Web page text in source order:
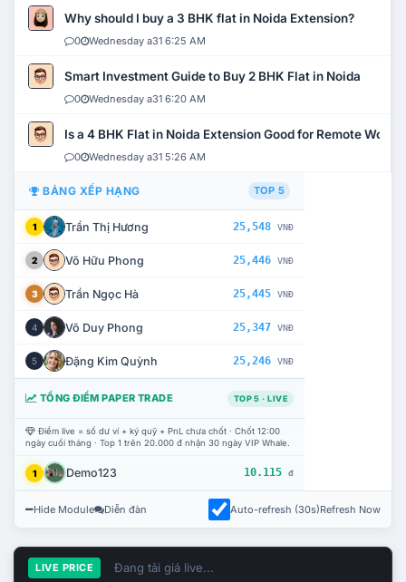
Why should I buy a 3 BHK flat in Noida Extension?
0 Wednesday a31 6:25 AM
Smart Investment Guide to Buy 2 BHK Flat in Noida
0 Wednesday a31 6:20 AM
Is a 4 BHK Flat in Noida Extension Good for Remote Work?
0 Wednesday a31 5:26 AM
BẢNG XẾP HẠNG TOP 5
1 Trần Thị Hương 25,548 VNĐ
2 Võ Hữu Phong 25,446 VNĐ
3 Trần Ngọc Hà 25,445 VNĐ
4 Võ Duy Phong 25,347 VNĐ
5 Đặng Kim Quỳnh 25,246 VNĐ
TỔNG ĐIỂM PAPER TRADE TOP 5 · LIVE
Điểm live = số dư ví + ký quỹ + PnL chưa chốt · Chốt 12:00
ngày cuối tháng · Top 1 trên 20.000 đ nhận 30 ngày VIP Whale.
1 Demo123 10.115 đ
Hide Module Diễn đàn Auto-refresh (30s)Refresh Now
LIVE PRICE Đang tải giá live...